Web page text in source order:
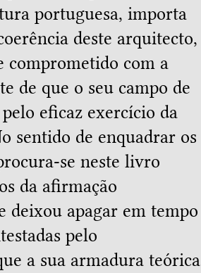
portuguesa, importa
deste arquitecto,
comprometido com a
de que o seu campo de
eficaz exercício da
sentido de enquadrar os
se neste livro
da afirmação
deixou apagar em tempo
pelo
a sua armadura teórica